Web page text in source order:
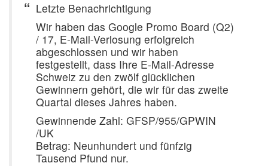
Letzte Benachrichtigung
Wir haben das Google Promo Board (Q2)
/ 17, E-Mail-Verlosung erfolgreich
abgeschlossen und wir haben
festgestellt, dass Ihre E-Mail-Adresse
Schweiz zu den zwölf glücklichen
Gewinnern gehört, die wir für das zweite
Quartal dieses Jahres haben.
Gewinnende Zahl: GFSP/955/GPWIN
/UK
Betrag: Neunhundert und fünfzig
Tausend Pfund nur.